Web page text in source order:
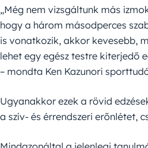
„Még nem vizsgáltunk más
hogy a három másodperces
is vonatkozik, akkor kevesebb,
lehet egy egész testre kiterjedő
– mondta Ken Kazunori
Ugyanakkor ezek a rövid
a szív- és érrendszeri erőnlétet,